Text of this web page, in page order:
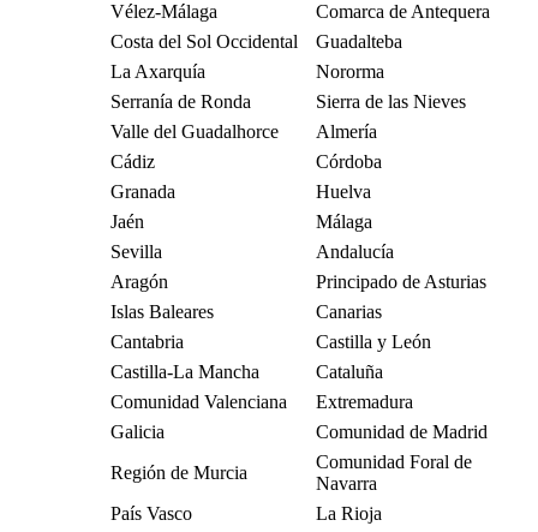
Vélez-Málaga
Comarca de Antequera
Costa del Sol Occidental
Guadalteba
La Axarquía
Nororma
Serranía de Ronda
Sierra de las Nieves
Valle del Guadalhorce
Almería
Cádiz
Córdoba
Granada
Huelva
Jaén
Málaga
Sevilla
Andalucía
Aragón
Principado de Asturias
Islas Baleares
Canarias
Cantabria
Castilla y León
Castilla-La Mancha
Cataluña
Comunidad Valenciana
Extremadura
Galicia
Comunidad de Madrid
Región de Murcia
Comunidad Foral de
Navarra
País Vasco
La Rioja